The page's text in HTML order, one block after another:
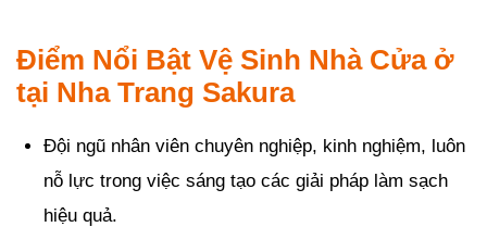
Điểm Nổi Bật Vệ Sinh Nhà Cửa ở
tại Nha Trang Sakura
Đội ngũ nhân viên chuyên nghiệp, kinh nghiệm, luôn
nỗ lực trong việc sáng tạo các giải pháp làm sạch
hiệu quả.